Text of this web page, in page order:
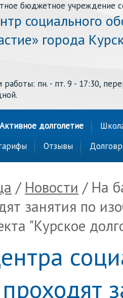
бюджетное учреждение
социального
города
работы: пн. - пт. 9 - 17:30,
Активное долголетие
Отзывы
/ Новости / На
занятия по
"Курское